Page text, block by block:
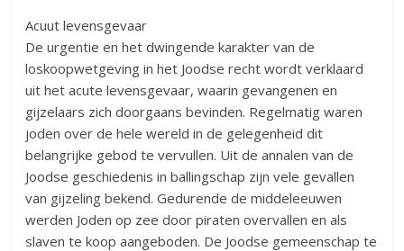
Acuut levensgevaar
De urgentie en het dwingende karakter van de
loskoopwetgeving in het Joodse recht wordt verklaard
uit het acute levensgevaar, waarin gevangenen en
gijzelaars zich doorgaans bevinden. Regelmatig waren
joden over de hele wereld in de gelegenheid dit
belangrijke gebod te vervullen. Uit de annalen van de
Joodse geschiedenis in ballingschap zijn vele gevallen
van gijzeling bekend. Gedurende de middeleeuwen
werden Joden op zee door piraten overvallen en als
slaven te koop aangeboden. De Joodse gemeenschap te